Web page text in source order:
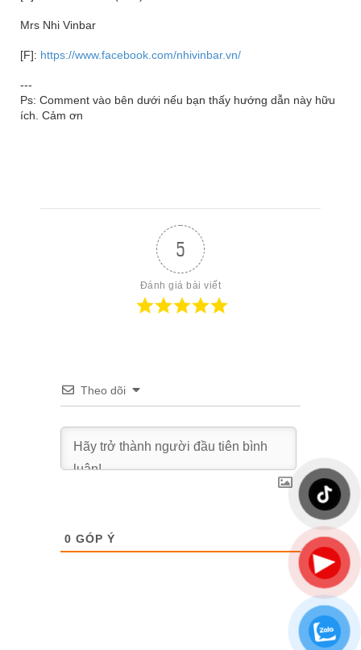
Mrs Nhi Vinbar
[F]: https://www.facebook.com/nhivinbar.vn/
---
Ps: Comment vào bên dưới nếu bạn thấy hướng dẫn này hữu
ích. Cảm ơn
5
Đánh giá bài viết
Theo dõi
0 GÓP Ý